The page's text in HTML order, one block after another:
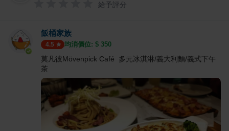
給予評分
飯桶家族
4.5 均消價位: $ 350
莫凡彼Mövenpick Café 多元冰淇淋/義大利麵/義式下午
茶